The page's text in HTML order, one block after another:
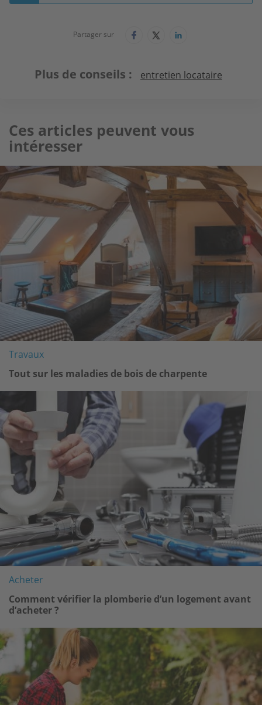
Partager sur
Plus de conseils entretien locataire
Ces articles peuvent vous
intéresser
Image
Travaux
Tout sur les maladies de bois de charpente
Acheter
Comment vérifier la plomberie d’un logement avant
d’acheter ?
Image